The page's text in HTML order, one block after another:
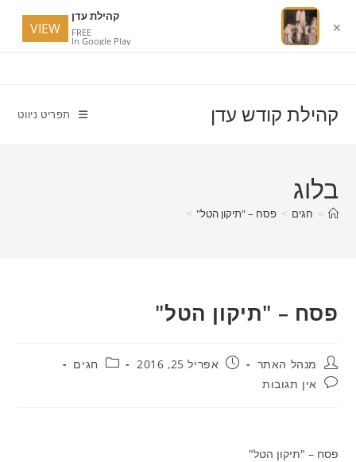
קהילת קודש עדן תפריט ניווט
בלוג
> חגים > פסח – "תיקון הטל" >
פסח – "תיקון הטל"
מחבר:מנהל האתר פורסם:אפריל 25, 2016 קטגוריה:
חגים
תגובות:אין תגובות
פסח – "תיקון הטל"
✕
קהילת עדן
FREE
In Google Play
VIEW